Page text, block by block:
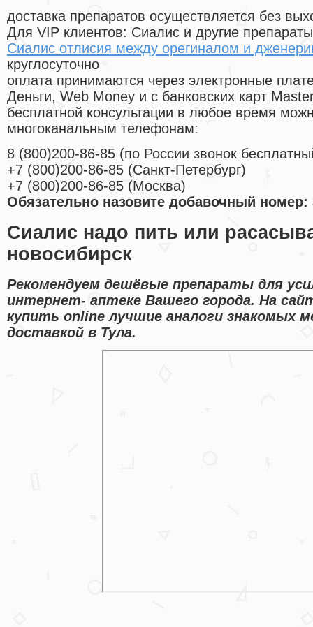
доставка препаратов осуществляется без
Для VIP клиентов: Сиалис и другие
Сиалис отлисия между орегиналом и
круглосуточно
оплата принимаются через электронные
Деньги, Web Money и с банковских карт
бесплатной консультации в любое время
многоканальным телефонам:
8 (800)200-86-85 (по России звонок
+7 (800)200-86-85 (Санкт-Петербург)
+7 (800)200-86-85 (Москва)
Обязательно назовите добавочный номер:
Сиалис надо пить или
новосибирск
Рекомендуем дешёвые препараты для
интернет- аптеке Вашего города. На
купить online лучшие аналоги знакомых
доставкой в Тула.